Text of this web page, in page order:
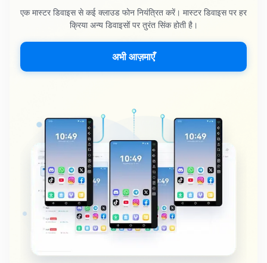
एक मास्टर डिवाइस से कई क्लाउड फोन नियंत्रित करें। मास्टर डिवाइस पर हर
क्रिया अन्य डिवाइसों पर तुरंत सिंक होती है।
अभी आज़माएँ